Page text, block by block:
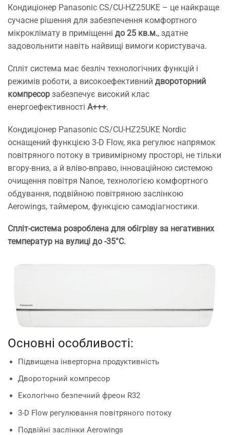
Кондиціонер Panasonic CS/CU-HZ25UKE – це найкраще
сучасне рішення для забезпечення комфортного
мікроклімату в приміщенні до 25 кв.м., здатне
задовольнити навіть найвищі вимоги користувача.
Спліт система має безліч технологічних функцій і
режимів роботи, а високоефективний двороторний
компресор забезпечує високий клас
енергоефективності A+++.
Кондиціонер Panasonic CS/CU-HZ25UKE Nordic
оснащений функцією 3-D Flow, яка регулює напрямок
повітряного потоку в тривимірному просторі, не тільки
вгору-вниз, а й вліво-вправо, інноваційною системою
очищення повітря Nanoe, технологією комфортного
обдування, подвійною повітряною заслінкою
Aerowings, таймером, функцією самодіагностики.
Спліт-система розроблена для обігріву за негативних
температур на вулиці до -35°С.
Основні особливості:
Підвищена інверторна продуктивність
Двороторний компресор
Екологічно безпечний фреон R32
3-D Flow регулювання повітряного потоку
Подвійні заслінки Aerowings